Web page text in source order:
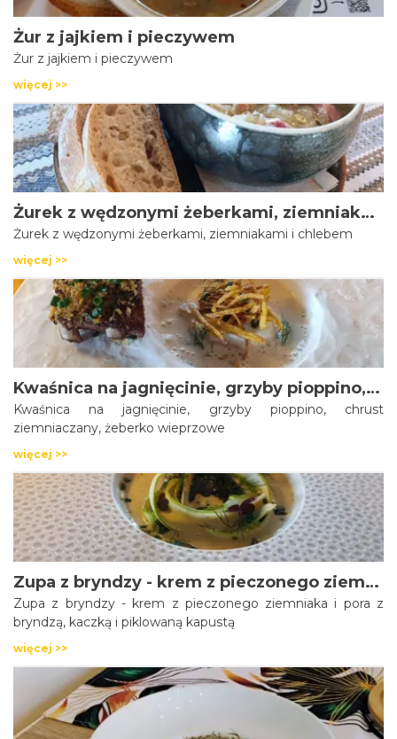
Żur z jajkiem i pieczywem
Żur z jajkiem i pieczywem
więcej >>
Żurek z wędzonymi żeberkami, ziemniakami i chlebem
Żurek z wędzonymi żeberkami, ziemniakami i chlebem
więcej >>
Kwaśnica na jagnięcinie, grzyby pioppino, chrust ziemniaczany, żeberko wieprzowe
Kwaśnica na jagnięcinie, grzyby pioppino, chrust
ziemniaczany, żeberko wieprzowe
więcej >>
Zupa z bryndzy - krem z pieczonego ziemniaka i pora z bryndzą, kaczką i piklowaną kapustą
Zupa z bryndzy - krem z pieczonego ziemniaka i pora z
bryndzą, kaczką i piklowaną kapustą
więcej >>